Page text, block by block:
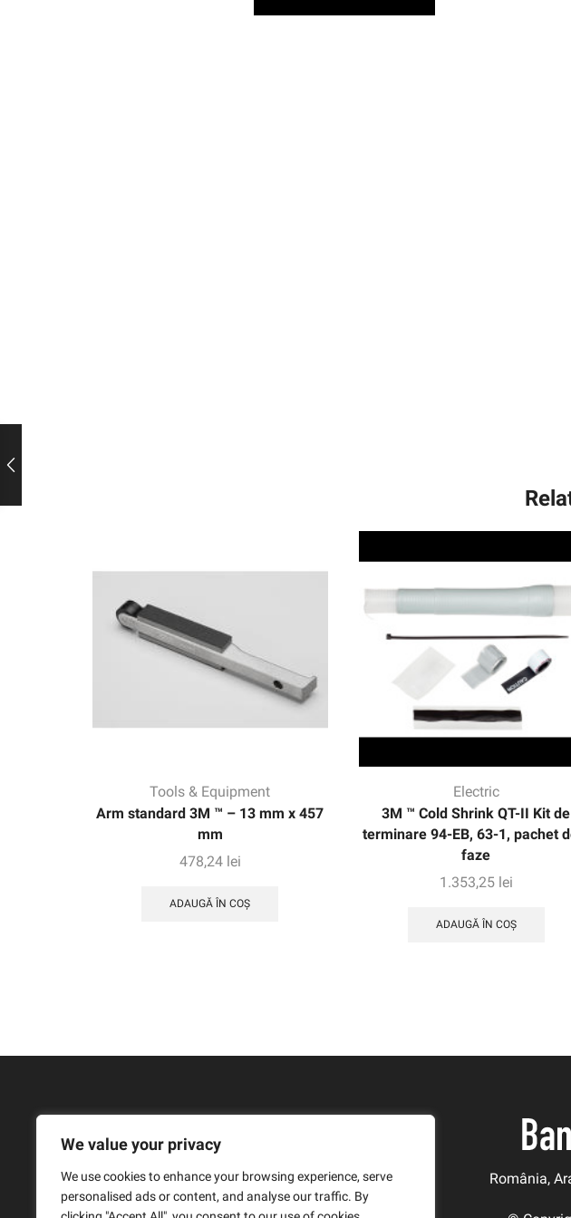
We value your privacy
We use cookies to enhance your browsing experience, serve
personalised ads or content, and analyse our traffic. By
Tools & Equipment
Arm standard 3M ™ – 13 mm x 457
mm
478,24 lei
ADAUGĂ ÎN COȘ
Electric
3M ™ Cold Shrink QT-II Kit de
terminare 94-EB, 63-1, pachet
faze
1.353,25 lei
ADAUGĂ ÎN COȘ
România,